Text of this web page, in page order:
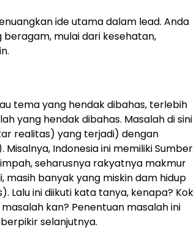
ide utama dalam lead. Anda
mulai dari kesehatan,
tema yang hendak dibahas, terlebih
yang hendak dibahas. Masalah di sini
realitas) yang terjadi) dengan
Indonesia ini memiliki Sumber
seharusnya rakyatnya makmur
masih banyak yang miskin dam hidup
Lalu ini diikuti kata tanya, kenapa? Kok
kan? Penentuan masalah ini
selanjutnya.